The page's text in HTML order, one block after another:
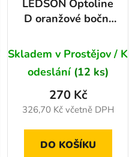
LEDSON Optoline
D oranžové boční
Skladem v Prostějov / K
odeslání (12 ks)
326,70 Kč včetně DPH
270 Kč
DO KOŠÍKU